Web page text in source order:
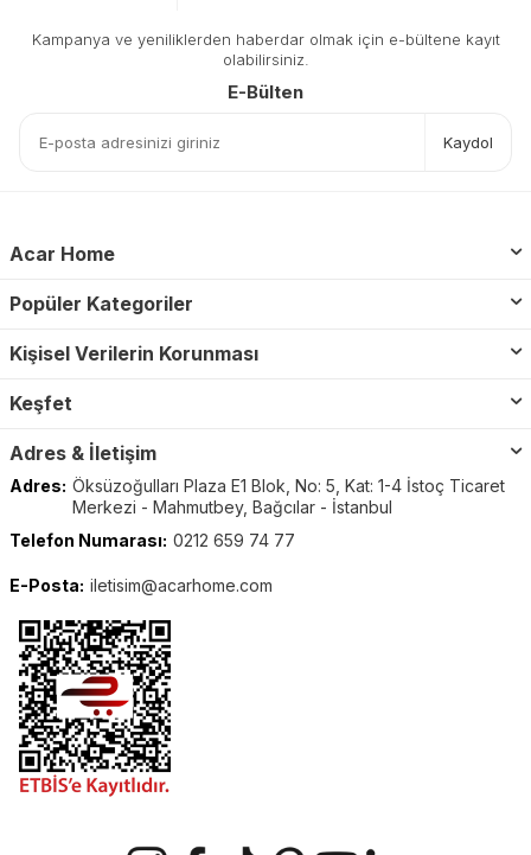
Kampanya ve yeniliklerden haberdar olmak için e-bültene kayıt
olabilirsiniz.
E-Bülten
Kaydol
Acar Home
Popüler Kategoriler
Kişisel Verilerin Korunması
Keşfet
Adres & İletişim
Adres: Öksüzoğulları Plaza E1 Blok, No: 5, Kat: 1-4 İstoç Ticaret
Merkezi - Mahmutbey, Bağcılar - İstanbul
Telefon Numarası: 0212 659 74 77
E-Posta: iletisim@acarhome.com